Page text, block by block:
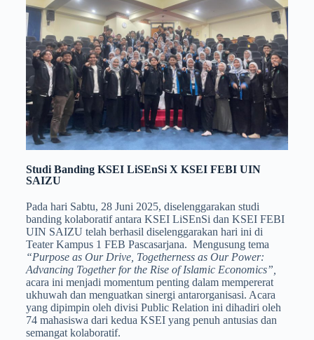
Studi Banding KSEI LiSEnSi X KSEI FEBI UIN
SAIZU
Pada hari Sabtu, 28 Juni 2025, diselenggarakan studi
banding kolaboratif antara KSEI LiSEnSi dan KSEI FEBI
UIN SAIZU telah berhasil diselenggarakan hari ini di
Teater Kampus 1 FEB Pascasarjana. Mengusung tema
“Purpose as Our Drive, Togetherness as Our Power:
Advancing Together for the Rise of Islamic Economics”,
acara ini menjadi momentum penting dalam mempererat
ukhuwah dan menguatkan sinergi antarorganisasi. Acara
yang dipimpin oleh divisi Public Relation ini dihadiri oleh
74 mahasiswa dari kedua KSEI yang penuh antusias dan
semangat kolaboratif.